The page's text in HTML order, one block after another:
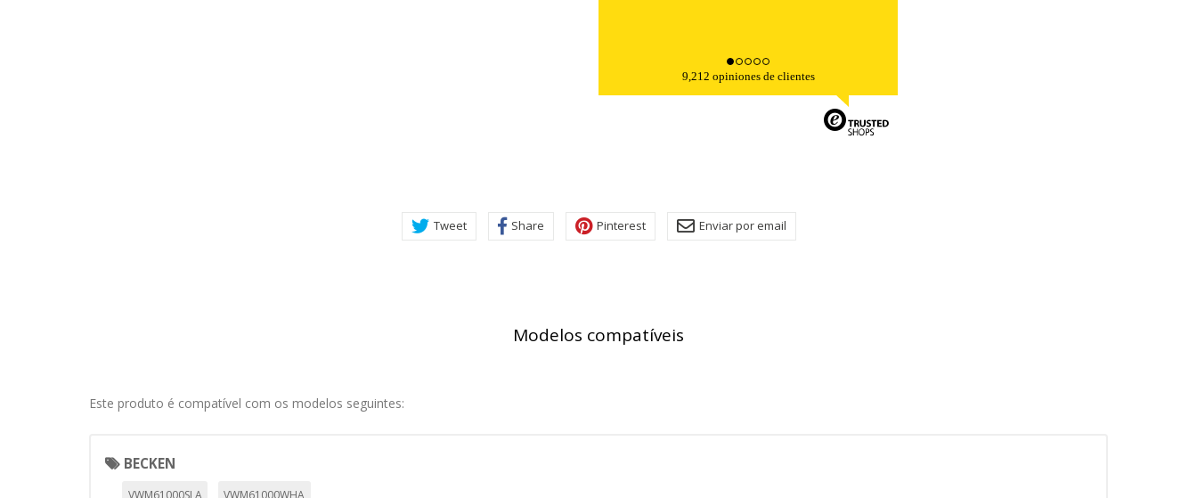
9,212 opiniones de clientes
Tweet Share Pinterest Enviar por email
Modelos compatíveis
Este produto é compatível com os modelos seguintes:
BECKEN
VWM61000SLA VWM61000WHA